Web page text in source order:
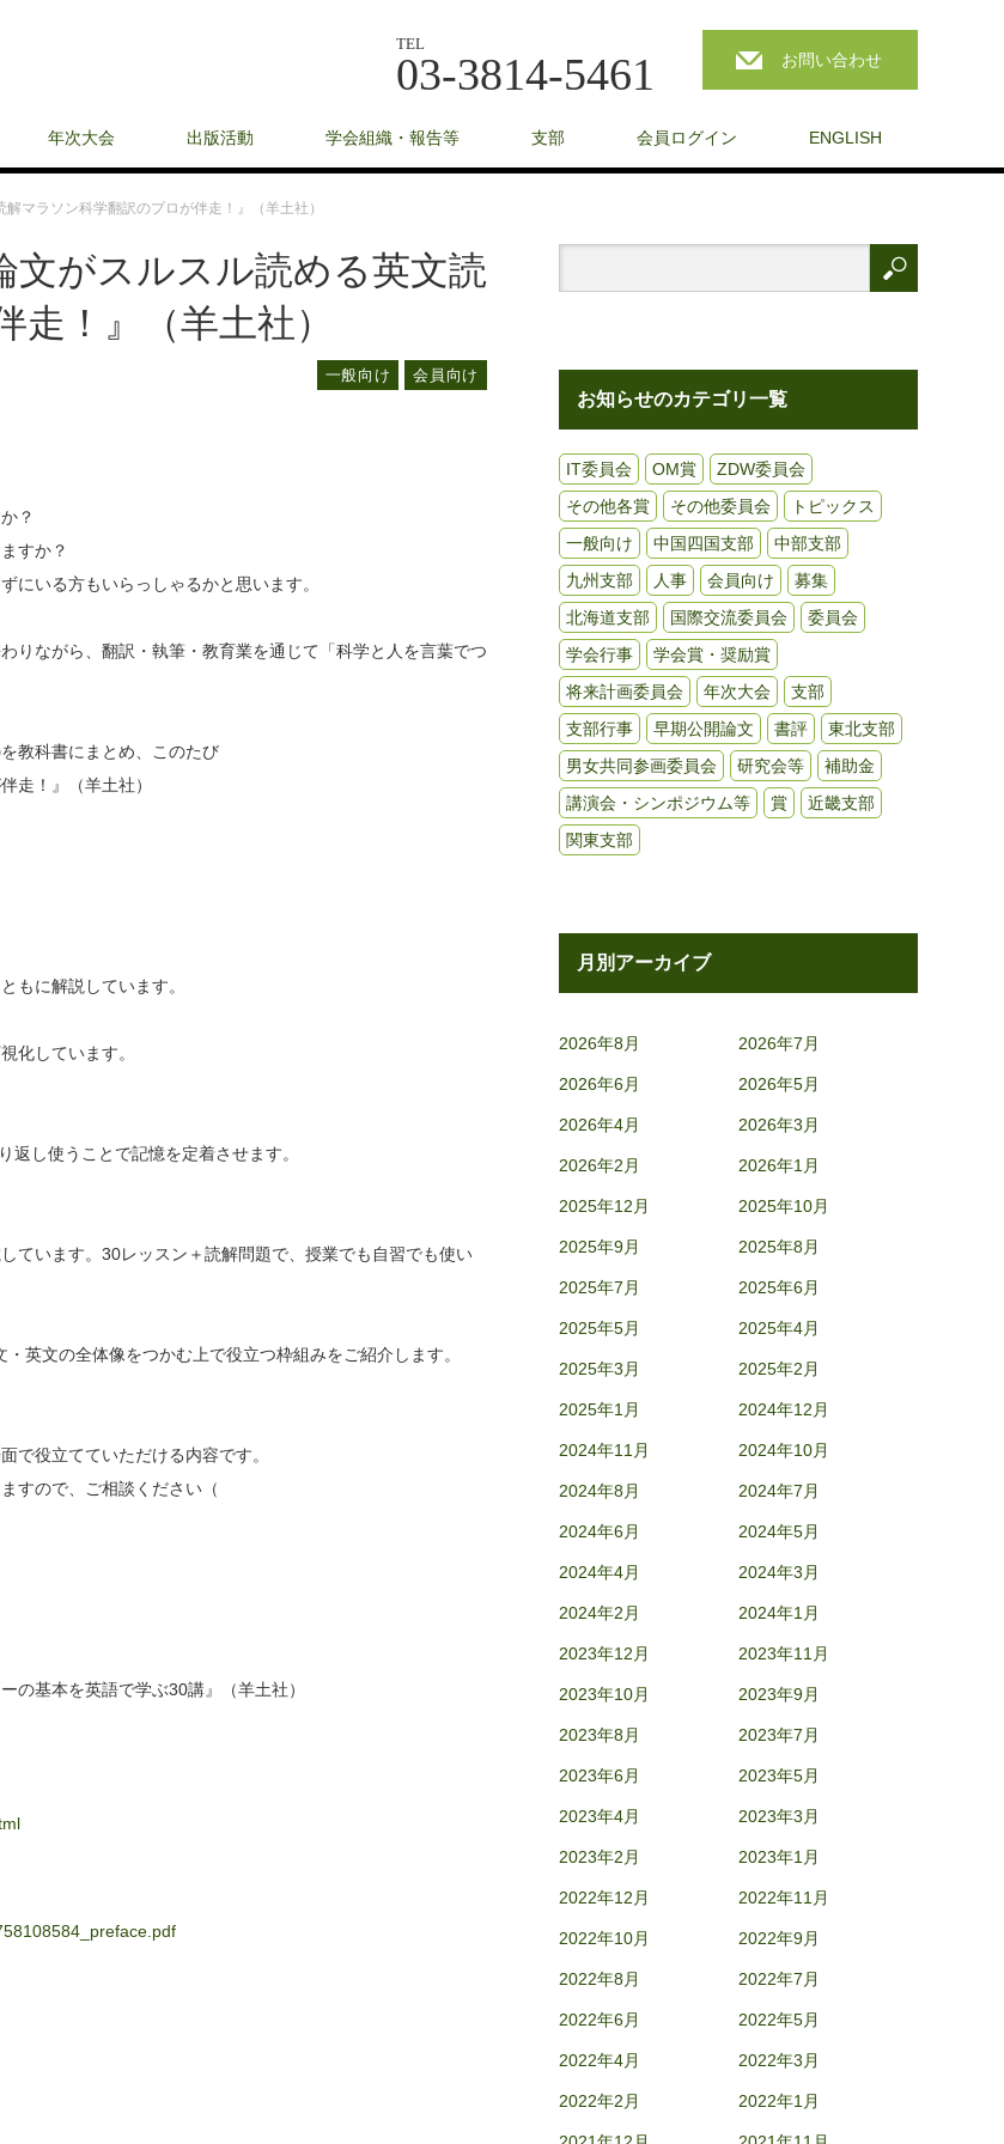
TEL
03-3814-5461 お問い合わせ
年次大会 出版活動 学会組織・報告等 支部 会員ログイン ENGLISH
マラソン科学翻訳のプロが伴走！』（羊土社）
がスルスル読める英文読
！』（羊土社）
一般向け 会員向け
？
ますか？
にいる方もいらっしゃるかと思います。
りながら、翻訳・執筆・教育業を通じて「科学と人を言葉でつ
教科書にまとめ、このたび
走！』（羊土社）
もに解説しています。
化しています。
返し使うことで記憶を定着させます。
ています。30レッスン＋読解問題で、授業でも自習でも使い
・英文の全体像をつかむ上で役立つ枠組みをご紹介します。
で役立てていただける内容です。
ますので、ご相談ください（
の基本を英語で学ぶ30講』（羊土社）
84_preface.pdf
お知らせのカテゴリ一覧
IT委員会 OM賞
ZDW委員会
その他各賞
その他委員会
トピックス
一般向け
中国四国支部
中部支部
九州支部
人事 会員向け
募集
北海道支部
国際交流委員会
委員会
学会行事
学会賞・奨励賞
将来計画委員会
年次大会
支部
支部行事
早期公開論文 書評
東北支部
男女共同参画委員会
研究会等
補助金
講演会・シンポジウム等
賞
近畿支部
関東支部
月別アーカイブ
2026年8月 2026年7月
2026年6月 2026年5月
2026年4月 2026年3月
2026年2月 2026年1月
2025年12月 2025年10月
2025年9月 2025年8月
2025年7月 2025年6月
2025年5月 2025年4月
2025年3月 2025年2月
2025年1月 2024年12月
2024年11月 2024年10月
2024年8月 2024年7月
2024年6月 2024年5月
2024年4月 2024年3月
2024年2月 2024年1月
2023年12月 2023年11月
2023年10月 2023年9月
2023年8月 2023年7月
2023年6月 2023年5月
2023年4月 2023年3月
2023年2月 2023年1月
2022年12月 2022年11月
2022年10月 2022年9月
2022年8月 2022年7月
2022年6月 2022年5月
2022年4月 2022年3月
2022年2月 2022年1月